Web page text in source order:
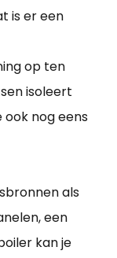
is er een
op ten
isoleert
ook nog eens
als
een
kan je